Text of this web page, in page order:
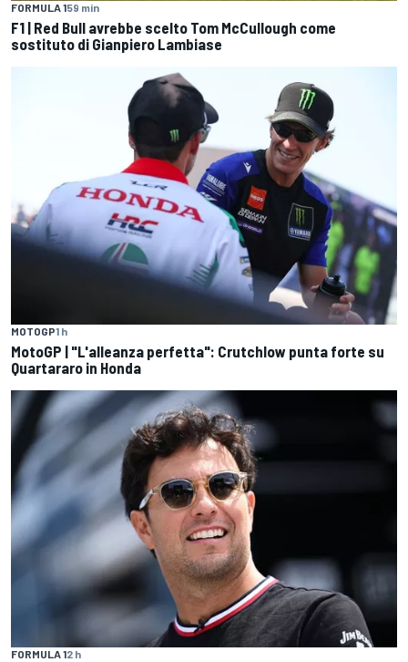
FORMULA 159 min
F1 | Red Bull avrebbe scelto Tom McCullough come
sostituto di Gianpiero Lambiase
MOTOGP1 h
MotoGP | "L'alleanza perfetta": Crutchlow punta forte su
Quartararo in Honda
FORMULA 12 h